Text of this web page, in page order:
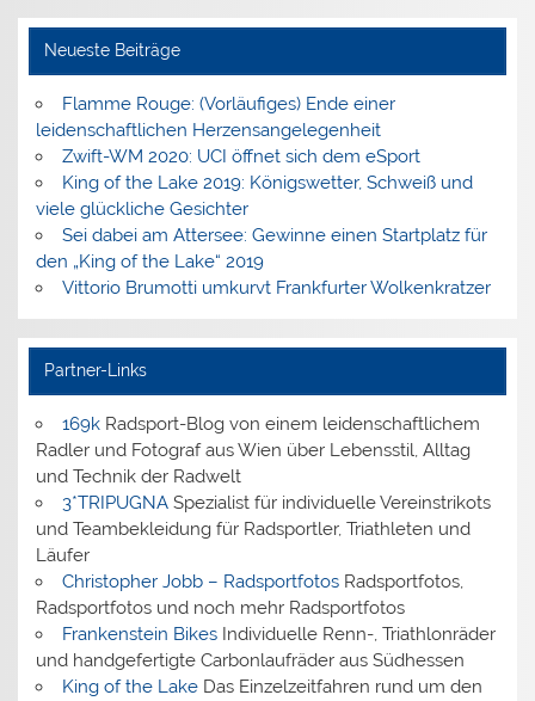
Neueste Beiträge
Flamme Rouge: (Vorläufiges) Ende einer
leidenschaftlichen Herzensangelegenheit
Zwift-WM 2020: UCI öffnet sich dem eSport
King of the Lake 2019: Königswetter, Schweiß und
viele glückliche Gesichter
Sei dabei am Attersee: Gewinne einen Startplatz für
den „King of the Lake“ 2019
Vittorio Brumotti umkurvt Frankfurter Wolkenkratzer
Partner-Links
169kRadsport-Blog von einem leidenschaftlichem
Radler und Fotograf aus Wien über Lebensstil, Alltag
und Technik der Radwelt
3*TRIPUGNASpezialist für individuelle Vereinstrikots
und Teambekleidung für Radsportler, Triathleten und
Läufer
Christopher Jobb – RadsportfotosRadsportfotos,
Radsportfotos und noch mehr Radsportfotos
Frankenstein BikesIndividuelle Renn-, Triathlonräder
und handgefertigte Carbonlaufräder aus Südhessen
King of the LakeDas Einzelzeitfahren rund um den